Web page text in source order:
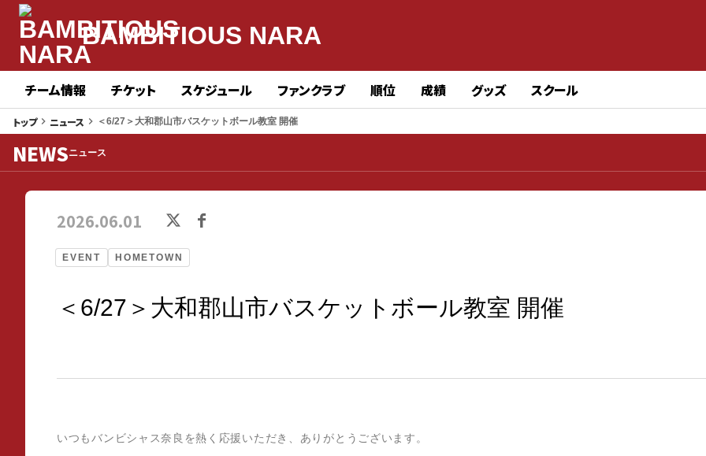
BAMBITIOUS NARA
チーム情報 チケット スケジュール ファンクラブ 順位 成績 グッズ スクール
トップkeyboard_arrow_right ニュース keyboard_arrow_right ＜6/27＞大和郡山市バスケットボール教室 開催
NEWSニュース
EVENT HOMETOWN
2026.06.01
＜6/27＞大和郡山市バスケットボール教室 開催
いつもバンビシャス奈良を熱く応援いただき、ありがとうございます。